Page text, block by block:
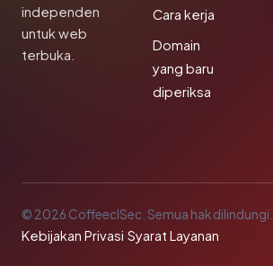
independen
untuk web
terbuka.
Cara kerja
Domain
yang baru
diperiksa
© 2026 CoffeeclSec. Semua hak dilindungi.
Kebijakan Privasi·Syarat Layanan